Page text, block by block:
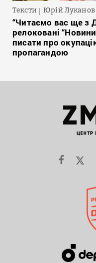
Тексти Юрій Луканов
“Читаємо вас ще з
релоковані
писати про
пропагандою